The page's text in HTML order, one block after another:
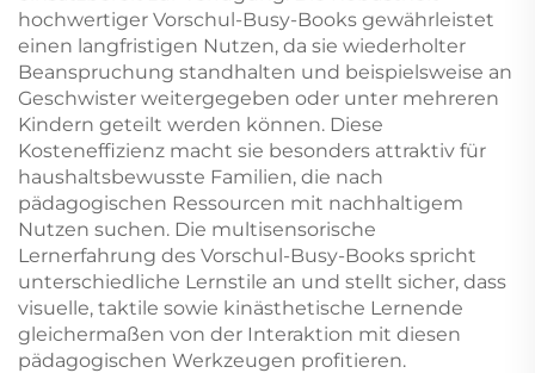
hochwertiger Vorschul-Busy-Books gewährleistet
einen langfristigen Nutzen, da sie wiederholter
Beanspruchung standhalten und beispielsweise an
Geschwister weitergegeben oder unter mehreren
Kindern geteilt werden können. Diese
Kosteneffizienz macht sie besonders attraktiv für
haushaltsbewusste Familien, die nach
pädagogischen Ressourcen mit nachhaltigem
Nutzen suchen. Die multisensorische
Lernerfahrung des Vorschul-Busy-Books spricht
unterschiedliche Lernstile an und stellt sicher, dass
visuelle, taktile sowie kinästhetische Lernende
gleichermaßen von der Interaktion mit diesen
pädagogischen Werkzeugen profitieren.